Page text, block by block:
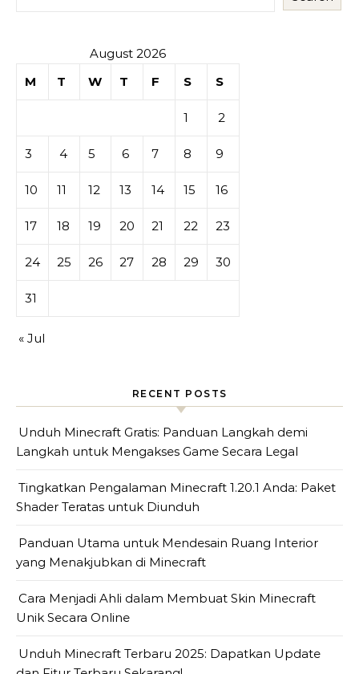
August 2026
M
T W T F S S
1 2
3 4 5 6 7 8 9
10 11 12 13 14 15 16
17 18 19 20 21 22 23
24 25 26 27 28 29 30
31
« Jul
RECENT POSTS
Unduh Minecraft Gratis: Panduan Langkah demi
Langkah untuk Mengakses Game Secara Legal
Tingkatkan Pengalaman Minecraft 1.20.1 Anda: Paket
Shader Teratas untuk Diunduh
Panduan Utama untuk Mendesain Ruang Interior
yang Menakjubkan di Minecraft
Cara Menjadi Ahli dalam Membuat Skin Minecraft
Unik Secara Online
Unduh Minecraft Terbaru 2025: Dapatkan Update